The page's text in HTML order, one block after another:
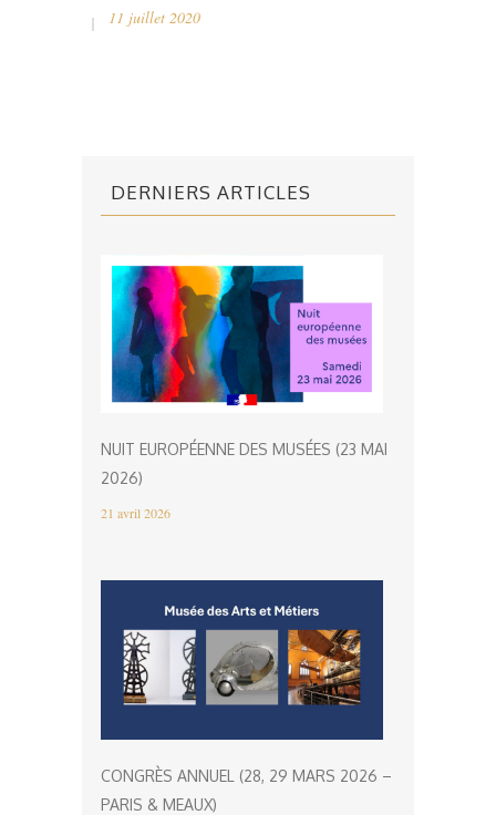
11 juillet 2020
DERNIERS ARTICLES
NUIT EUROPÉENNE DES MUSÉES (23 MAI
2026)
21 avril 2026
CONGRÈS ANNUEL (28, 29 MARS 2026 –
PARIS & MEAUX)